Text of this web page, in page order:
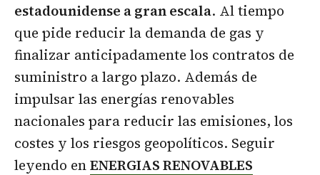
estadounidense a gran escala. Al tiempo
que pide reducir la demanda de gas y
finalizar anticipadamente los contratos de
suministro a largo plazo. Además de
impulsar las energías renovables
nacionales para reducir las emisiones, los
costes y los riesgos geopolíticos. Seguir
leyendo enENERGIAS RENOVABLES